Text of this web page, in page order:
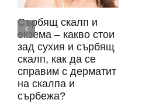
Сърбящ скалп и
екзема – какво стои
зад сухия и сърбящ
скалп, как да се
справим с дерматит
на скалпа и
сърбежа?